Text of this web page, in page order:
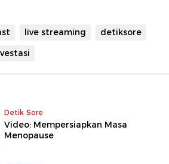
dalam segmen Market Review
live streaming
detiksore
Detik Sore
Video: Mempersiapkan Masa
Menopause